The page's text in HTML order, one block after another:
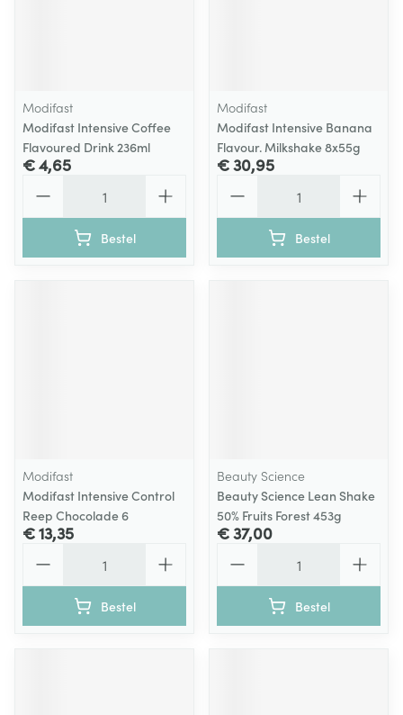
Modifast
Modifast Intensive Coffee
Flavoured Drink 236ml
€ 4,65
Bestel
Modifast
Modifast Intensive Banana
Flavour. Milkshake 8x55g
€ 30,95
Bestel
Modifast
Modifast Intensive Control
Reep Chocolade 6
€ 13,35
Bestel
Beauty Science
Beauty Science Lean Shake
50% Fruits Forest 453g
€ 37,00
Bestel